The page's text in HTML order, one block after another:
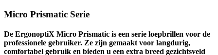
Micro Prismatic Serie
De ErgonoptiX Micro Prismatic is een serie loepbrillen voor de
professionele gebruiker. Ze zijn gemaakt voor langdurig,
comfortabel gebruik en bieden u een extra breed gezichtsveld